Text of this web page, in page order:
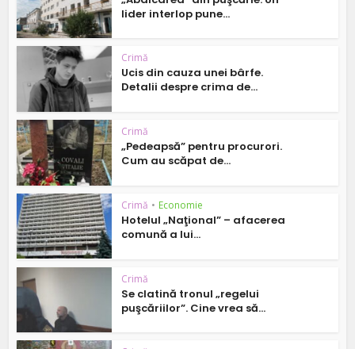
lider interlop pune...
Crimă
Ucis din cauza unei bârfe.
Detalii despre crima de...
Crimă
„Pedeapsă” pentru procurori.
Cum au scăpat de...
Crimă • Economie
Hotelul „Naţional” – afacerea
comună a lui...
Crimă
Se clatină tronul „regelui
puşcăriilor”. Cine vrea să...